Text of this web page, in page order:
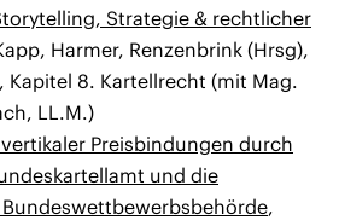
Strategie & rechtlicher
Harmer, Renzenbrink (Hrsg),
Kapitel 8. Kartellrecht (mit Mag.
LL.M.)
Preisbindungen durch
und die
,